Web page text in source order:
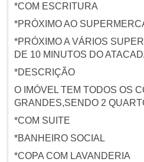
*COM ESCRITURA
*PRÓXIMO AO
*PRÓXIMO A VÁRIOS
DE 10 MINUTOS DO
*DESCRIÇÃO
O IMÓVEL TEM TODOS OS
GRANDES,SENDO 2
*COM SUITE
*BANHEIRO SOCIAL
*COPA COM LAVANDERIA